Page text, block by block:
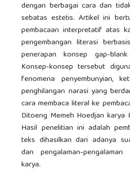
dengan berbagai cara dan
sebatas estetis. Artikel ini
pembacaan interpretatif atas
pengembangan literasi
penerapan konsep gap-
Konsep-konsep tersebut
fenomena penyembunyian,
penghilangan narasi yang
cara membaca literal ke
Ditoeng Memeh Hoedjan karya
Hasil penelitian ini adalah
teks dihasilkan dari adanya
dan pengalaman-
karya.